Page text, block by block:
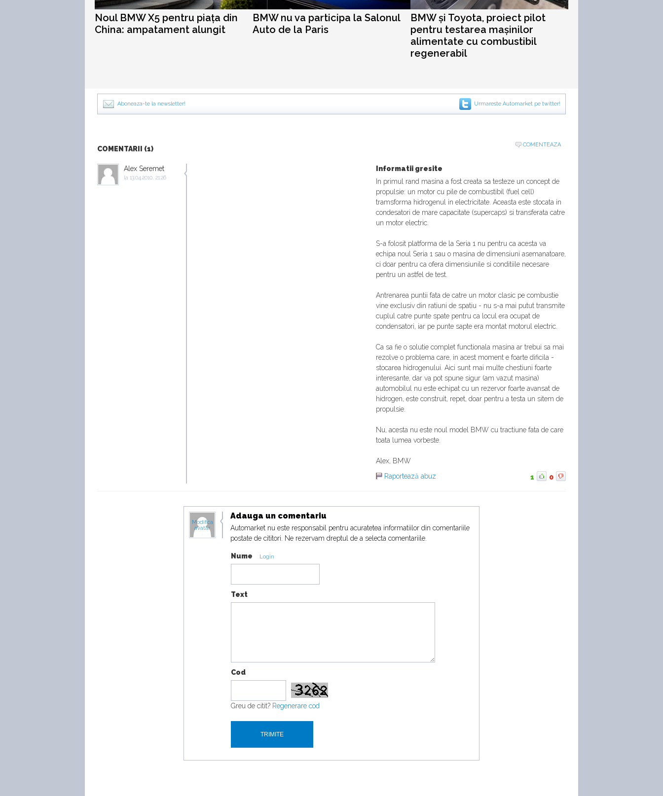
Noul BMW X5 pentru piața din
China: ampatament alungit
BMW nu va participa la Salonul
Auto de la Paris
BMW și Toyota, proiect pilot
pentru testarea mașinilor
alimentate cu combustibil
regenerabil
Aboneaza-te la newsletter! Urmareste Automarket pe twitter!
COMENTARII (1)
COMENTEAZA
Alex Seremet
la 13.04.2010, 21:26
Informatii gresite
In primul rand masina a fost creata sa testeze un concept de
propulsie: un motor cu pile de combustibil (fuel cell)
tramsforma hidrogenul in electricitate. Aceasta este stocata in
condesatori de mare capacitate (supercaps) si transferata catre
un motor electric.
S-a folosit platforma de la Seria 1 nu pentru ca acesta va
echipa noul Seria 1 sau o masina de dimensiuni asemanatoare,
ci doar pentru ca ofera dimensiunile si conditiile necesare
pentru un astfel de test.
Antrenarea puntii fata de catre un motor clasic pe combustie
vine exclusiv din ratiuni de spatiu - nu s-a mai putut transmite
cuplul catre punte spate pentru ca locul era ocupat de
condensatori, iar pe punte sapte era montat motorul electric.
Ca sa fie o solutie complet functionala masina ar trebui sa mai
rezolve o problema care, in acest moment e foarte dificila -
stocarea hidrogenului. Aici sunt mai multe chestiuni foarte
interesante, dar va pot spune sigur (am vazut masina)
automobilul nu este echipat cu un rezervor foarte avansat de
hidrogen, este construit, repet, doar pentru a testa un sitem de
propulsie.
Nu, acesta nu este noul model BMW cu tractiune fata de care
toata lumea vorbeste.
Alex, BMW
Raportează abuz
1 0
Modifica
avatar
Adauga un comentariu
Automarket nu este responsabil pentru acuratetea informatiilor din comentariile
postate de cititori. Ne rezervam dreptul de a selecta comentariile.
Nume Login
Text
Cod
Greu de citit? Regenerare cod